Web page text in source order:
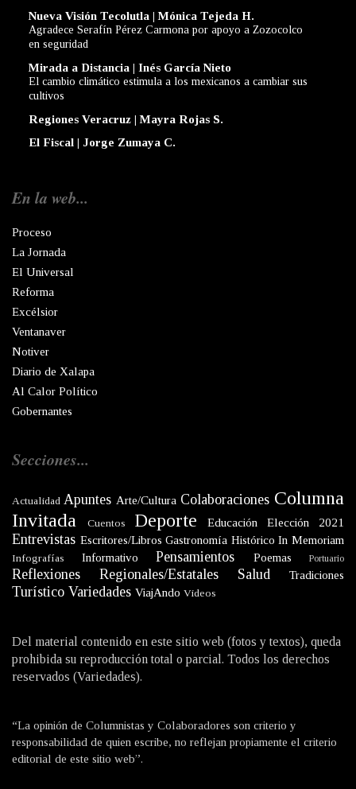
Nueva Visión Tecolutla | Mónica Tejeda H.
Agradece Serafín Pérez Carmona por apoyo a Zozocolco
en seguridad
Mirada a Distancia | Inés García Nieto
El cambio climático estimula a los mexicanos a cambiar sus
cultivos
Regiones Veracruz | Mayra Rojas S.
El Fiscal | Jorge Zumaya C.
En la web...
Proceso
La Jornada
El Universal
Reforma
Excélsior
Ventanaver
Notiver
Diario de Xalapa
Al Calor Político
Gobernantes
Secciones...
Actualidad Apuntes Arte/Cultura Colaboraciones Columna
Invitada
Cuentos Deporte Educación Elección 2021
Entrevistas Escritores/Libros Gastronomía Histórico In Memoriam
Infografías Informativo Pensamientos Poemas Portuario
Reflexiones Regionales/Estatales Salud Tradiciones
Turístico Variedades ViajAndo Videos
Del material contenido en este sitio web (fotos y textos), queda
prohibida su reproducción total o parcial. Todos los derechos
reservados (Variedades).
“La opinión de Columnistas y Colaboradores son criterio y
responsabilidad de quien escribe, no reflejan propiamente el criterio
editorial de este sitio web”.